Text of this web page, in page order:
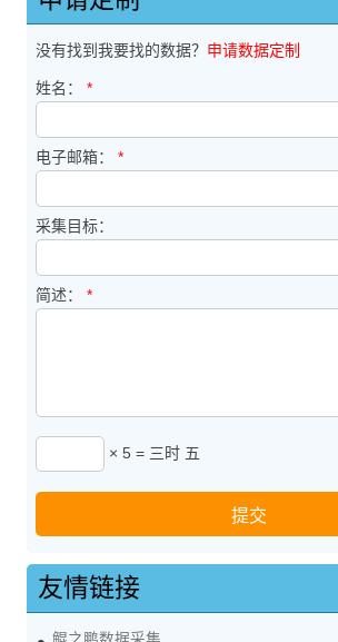
没有找到我要找的数据？ 申请数据定制
姓名： *
电子邮箱： *
采集目标：
简述： *
× 5 = 三时 五
友情链接